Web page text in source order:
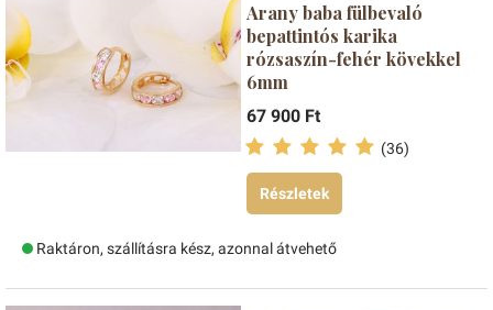
Arany baba fülbevaló
bepattintós karika
rózsaszín-fehér kövekkel
6mm
67 900 Ft
(36)
Részletek
Raktáron, szállításra kész, azonnal átvehető